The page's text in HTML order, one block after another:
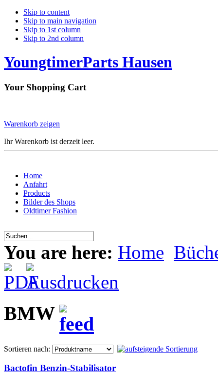
Skip to content
Skip to main navigation
Skip to 1st column
Skip to 2nd column
YoungtimerParts Hausen
Your Shopping Cart
Warenkorb zeigen
Ihr Warenkorb ist derzeit leer.
Home
Anfahrt
Products
Bilder des Shops
Oldtimer Fashion
You are here: Home
BMW
Sortieren nach:
Bactofin Benzin-Stabilisator